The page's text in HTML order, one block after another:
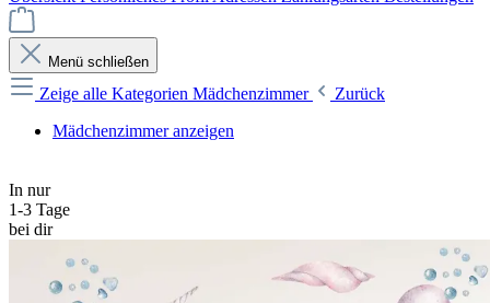
Menü schließen
Zeige alle Kategorien Mädchenzimmer
Zurück
Mädchenzimmer anzeigen
In nur
1-3 Tage
bei dir